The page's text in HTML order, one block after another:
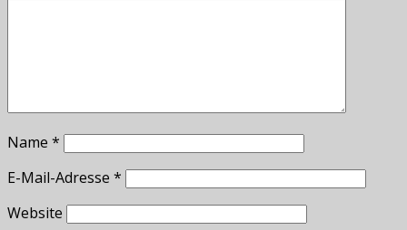
Name *
E-Mail-Adresse *
Website